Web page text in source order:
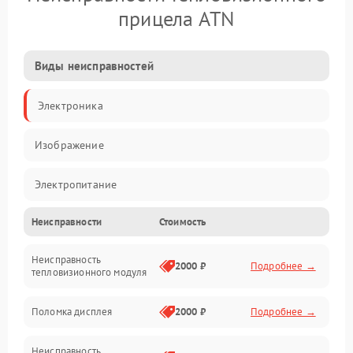
прицела ATN
Виды неисправностей
Электроника
Изображение
Электропитание
Измерения
Матрица
Неисправности Стоимость
Неисправность
тепловизионного модуля
2000 ₽ Подробнее →
Поломка дисплея 2000 ₽ Подробнее →